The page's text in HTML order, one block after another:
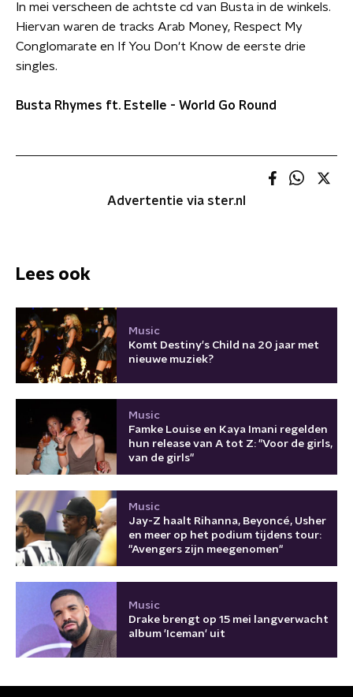
In mei verscheen de achtste cd van Busta in de winkels.
Hiervan waren de tracks Arab Money, Respect My
Conglomarate en If You Don't Know de eerste drie
singles.
Busta Rhymes ft. Estelle - World Go Round
Advertentie via ster.nl
Lees ook
Music
Komt Destiny's Child na 20 jaar met
nieuwe muziek?
Music
Famke Louise en Kaya Imani regelden
hun release van A tot Z: "Voor de girls,
van de girls"
Music
Jay-Z haalt Rihanna, Beyoncé, Usher
en meer op het podium tijdens tour:
"Avengers zijn meegenomen"
Music
Drake brengt op 15 mei langverwacht
album 'Iceman' uit